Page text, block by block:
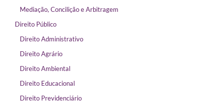
Mediação, Concilição e Arbitragem
Direito Público
Direito Administrativo
Direito Agrário
Direito Ambiental
Direito Educacional
Direito Previdenciário